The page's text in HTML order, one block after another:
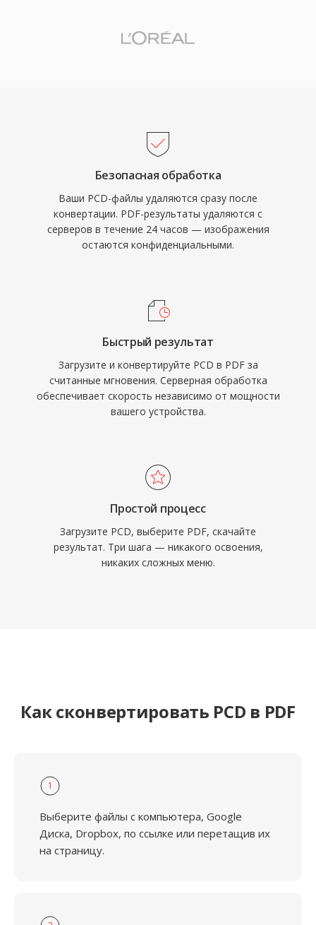
Безопасная обработка
Ваши PCD-файлы удаляются сразу после
конвертации. PDF-результаты удаляются с
серверов в течение 24 часов — изображения
остаются конфиденциальными.
Быстрый результат
Загрузите и конвертируйте PCD в PDF за
считанные мгновения. Серверная обработка
обеспечивает скорость независимо от мощности
вашего устройства.
Простой процесс
Загрузите PCD, выберите PDF, скачайте
результат. Три шага — никакого освоения,
никаких сложных меню.
Как сконвертировать PCD в PDF
1
Выберите файлы с компьютера, Google
Диска, Dropbox, по ссылке или перетащив их
на страницу.